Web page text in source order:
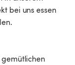
bei uns essen